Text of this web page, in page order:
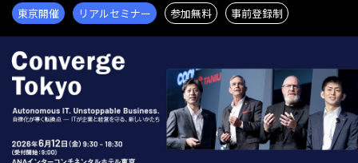
東京開催 リアルセミナー 参加無料 事前登録制